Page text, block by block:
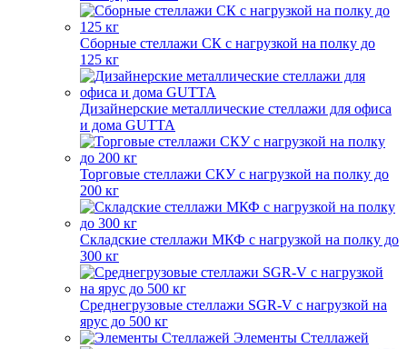
Сборные стеллажи СК с нагрузкой на полку до
125 кг
Дизайнерские металлические стеллажи для офиса
и дома GUTTA
Торговые стеллажи СКУ с нагрузкой на полку до
200 кг
Складские стеллажи МКФ с нагрузкой на полку до
300 кг
Среднегрузовые стеллажи SGR-V с нагрузкой на
ярус до 500 кг
Элементы Стеллажей